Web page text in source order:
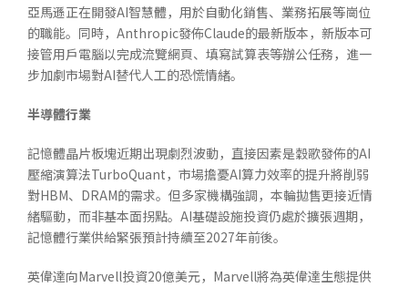
亞馬遜正在開發AI智慧體，用於自動化銷售、業務拓展等崗位
的職能。同時，Anthropic發佈Claude的最新版本，新版本可
接管用戶電腦以完成流覽網頁、填寫試算表等辦公任務，進一
步加劇市場對AI替代人工的恐慌情緒。
半導體行業
記憶體晶片板塊近期出現劇烈波動，直接因素是穀歌發佈的AI
壓縮演算法TurboQuant，市場擔憂AI算力效率的提升將削弱
對HBM、DRAM的需求。但多家機構強調，本輪拋售更接近情
緒驅動，而非基本面拐點。AI基礎設施投資仍處於擴張週期，
記憶體行業供給緊張預計持續至2027年前後。
英偉達向Marvell投資20億美元，Marvell將為英偉達生態提供